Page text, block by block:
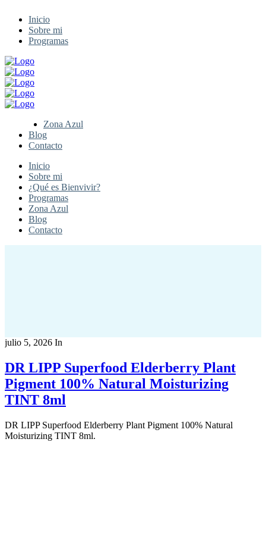
Inicio
Sobre mi
Programas
Zona Azul
Blog
Contacto
Inicio
Sobre mi
¿Qué es Bienvivir?
Programas
Zona Azul
Blog
Contacto
julio 5, 2026 In
DR LIPP Superfood Elderberry Plant
Pigment 100% Natural Moisturizing
TINT 8ml
DR LIPP Superfood Elderberry Plant Pigment 100% Natural
Moisturizing TINT 8ml.